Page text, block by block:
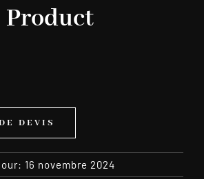
Product
DEVIS
16 novembre 2024